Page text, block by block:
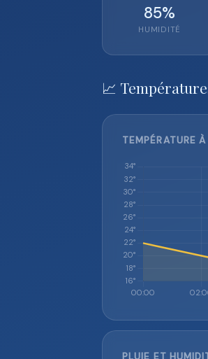
85%
HUMIDITÉ
📈
TEMPÉRATURE
PLUIE ET